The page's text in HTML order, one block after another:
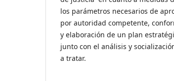
los parámetros necesarios de
por autoridad competente,
y elaboración de un plan
junto con el análisis y
a tratar.